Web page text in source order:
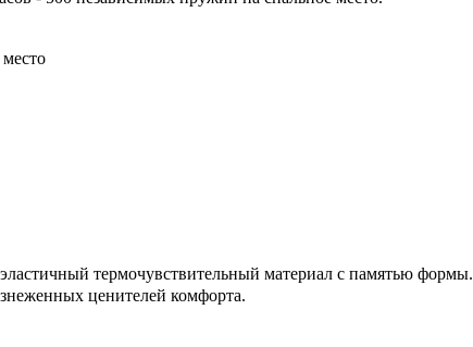
термочувствительный материал с памятью формы.
ценителей комфорта.